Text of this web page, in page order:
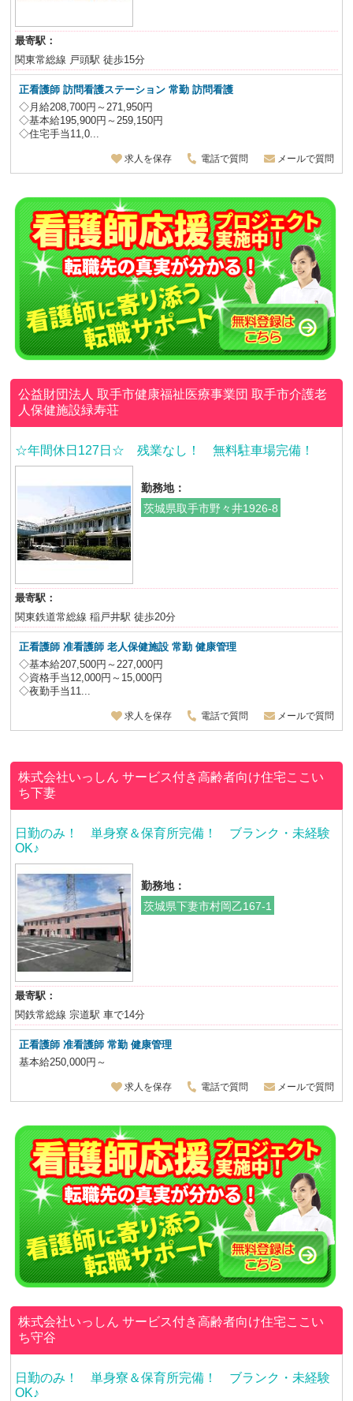
最寄駅：
関東常総線 戸頭駅 徒歩15分
正看護師訪問看護ステーション 常勤 訪問看護
◇月給208,700円～271,950円
◇基本給195,900円～259,150円
◇住宅手当11,0...
求人を保存 電話で質問 メールで質問
公益財団法人 取手市健康福祉医療事業団取手市介護老
人保健施設緑寿荘
☆年間休日127日☆ 残業なし！ 無料駐車場完備！
勤務地：
茨城県取手市野々井1926-8
最寄駅：
関東鉄道常総線 稲戸井駅 徒歩20分
正看護師 准看護師 老人保健施設常勤 健康管理
◇基本給207,500円～227,000円
◇資格手当12,000円～15,000円
◇夜勤手当11...
求人を保存 電話で質問 メールで質問
株式会社いっしんサービス付き高齢者向け住宅ここい
ち下妻
日勤のみ！ 単身寮＆保育所完備！ ブランク・未経験
OK♪
勤務地：
茨城県下妻市村岡乙167-1
最寄駅：
関鉄常総線 宗道駅 車で14分
正看護師 准看護師常勤 健康管理
基本給250,000円～
求人を保存 電話で質問 メールで質問
株式会社いっしんサービス付き高齢者向け住宅ここい
ち守谷
日勤のみ！ 単身寮＆保育所完備！ ブランク・未経験
OK♪